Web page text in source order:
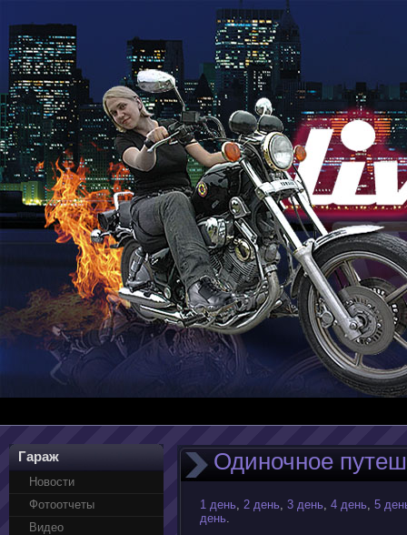
Гараж
Новости
Фотоотчеты
Видео
Одиночное
1 день, 2 день, 3 день, 4 день, 5
день.